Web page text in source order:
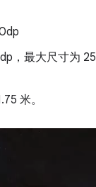
，最大尺寸为
米。